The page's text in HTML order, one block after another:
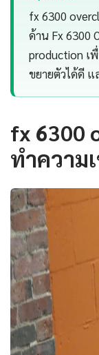
fx 6300
ด้าน Fx 6300
production เ
ขยายตัวได้ดี แ
fx 6300
ทำความ